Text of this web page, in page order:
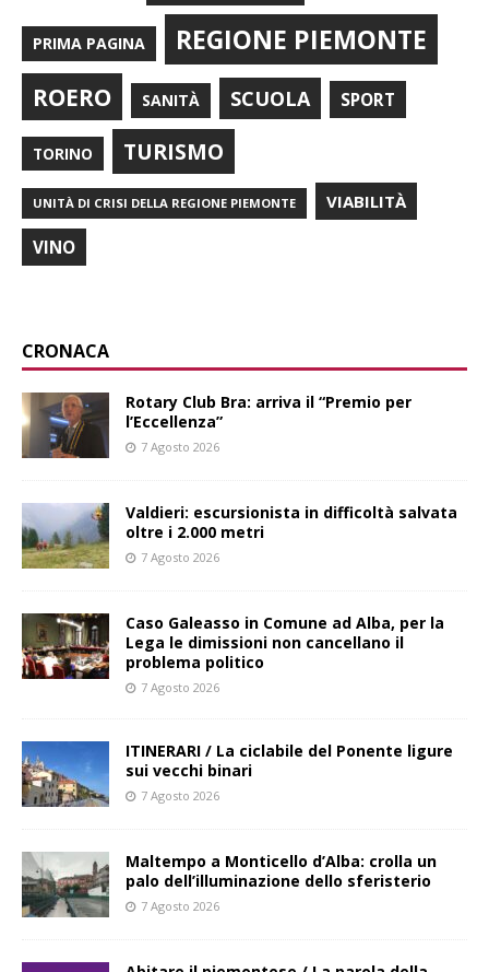
PRIMA PAGINA REGIONE PIEMONTE
ROERO SANITÀ SCUOLA SPORT
TORINO TURISMO
UNITÀ DI CRISI DELLA REGIONE PIEMONTE VIABILITÀ
VINO
CRONACA
Rotary Club Bra: arriva il “Premio per
l’Eccellenza”
7 Agosto 2026
Valdieri: escursionista in difficoltà salvata
oltre i 2.000 metri
7 Agosto 2026
Caso Galeasso in Comune ad Alba, per la
Lega le dimissioni non cancellano il
problema politico
7 Agosto 2026
ITINERARI / La ciclabile del Ponente ligure
sui vecchi binari
7 Agosto 2026
Maltempo a Monticello d’Alba: crolla un
palo dell’illuminazione dello sferisterio
7 Agosto 2026